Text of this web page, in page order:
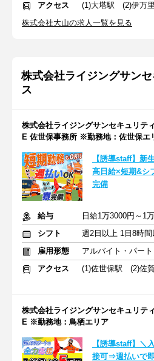
アクセス
株式会社大山の求人一覧を見る
株式会社ライジングサン
ス
株式会社ライジングサンセキュリテ
E 佐世保事務所 ※勤務地：佐世保エ
【誘導staff】新
高日給×短期&シ
完備
給与
日給1万3000円～1
シフト
雇用形態
アルバイト・パート
アクセス
(1)佐世保駅 (2)佐
株式会社ライジングサンセキュリテ
E ※勤務地：鳥栖エリア
【誘導staff】＼
接可⇒週払いで